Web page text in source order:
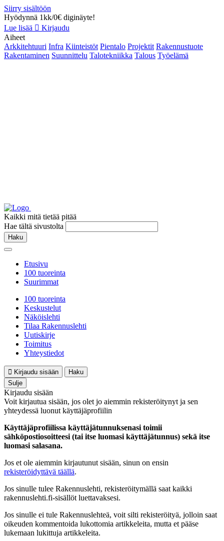
Siirry sisältöön
Hyödynnä 1kk/0€ diginäyte!
Lue lisää
Kirjaudu
Aiheet
Arkkitehtuuri Infra Kiinteistöt Pientalo Projektit Rakennustuote
Rakentaminen Suunnittelu Talotekniikka Talous Työelämä
Kaikki mitä tietää pitää
Hae tältä sivustolta
Haku
Etusivu
100 tuoreinta
Suurimmat
100 tuoreinta
Keskustelut
Näköislehti
Tilaa Rakennuslehti
Uutiskirje
Toimitus
Yhteystiedot
Kirjaudu sisään
Haku
Sulje
Kirjaudu sisään
Voit kirjautua sisään, jos olet jo aiemmin rekisteröitynyt ja sen
yhteydessä luonut käyttäjäprofiilin
Käyttäjäprofiilissa käyttäjätunnuksenasi toimii
sähköpostiosoitteesi (tai itse luomasi käyttäjätunnus) sekä itse
luomasi salasana.
Jos et ole aiemmin kirjautunut sisään, sinun on ensin
rekisteröidyttävä täällä.
Jos sinulle tulee Rakennuslehti, rekisteröitymällä saat kaikki
rakennuslehti.fi-sisällöt luettavaksesi.
Jos sinulle ei tule Rakennuslehteä, voit silti rekisteröityä, jolloin saat
oikeuden kommentoida lukottomia artikkeleita, mutta et pääse
lukemaan lukittuja artikkeleita.